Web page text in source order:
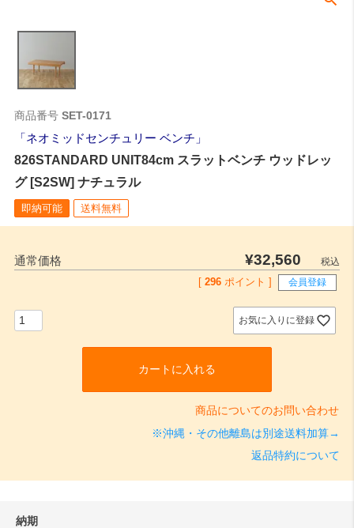
商品番号 SET-0171
ネオミッドセンチュリー ベンチ
826STANDARD UNIT84cm スラットベンチ ウッドレッ
グ [S2SW] ナチュラル
即納可能 送料無料
通常価格 ¥32,560
税込
296 ポイント ] 会員登録
お気に入りに登録
カートに入れる
商品についてのお問い合わせ
※沖縄・その他離島は別途送料加算→
返品特約について
納期